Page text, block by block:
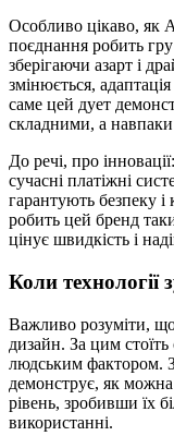
Особливо цікаво, як
поєднання робить
зберігаючи азарт і
змінюється,
саме цей дует
складними, а
До речі, про
сучасні платіжні
гарантують безпеку
робить цей бренд
цінує швидкість і
Коли технології
Важливо розуміти,
дизайн. За цим стоїть
людським фактором.
демонструє, як
рівень, зробивши їх
використанні.